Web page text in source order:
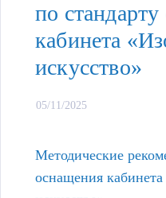
по
кабинета
искусство»
05/11/2025
Методические
оснащения